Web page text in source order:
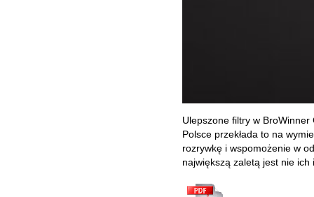
Ulepszone filtry w
Polsce przekłada to na
rozrywkę i wspomożenie w
największą zaletą jest nie